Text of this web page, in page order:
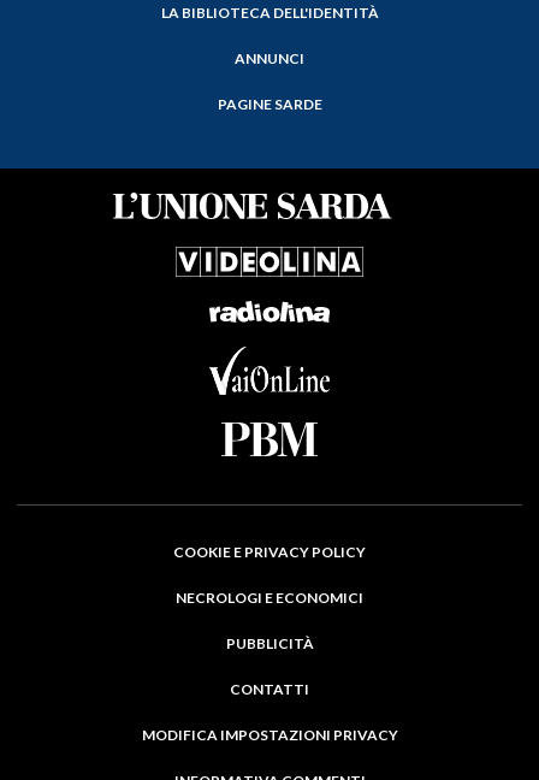
LA BIBLIOTECA DELL'IDENTITÀ
ANNUNCI
PAGINE SARDE
COOKIE E PRIVACY POLICY
NECROLOGI E ECONOMICI
PUBBLICITÀ
CONTATTI
MODIFICA IMPOSTAZIONI PRIVACY